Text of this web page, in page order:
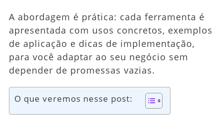
A abordagem é prática: cada ferramenta é
apresentada com usos concretos, exemplos
de aplicação e dicas de implementação,
para você adaptar ao seu negócio sem
depender de promessas vazias.
O que veremos nesse post: